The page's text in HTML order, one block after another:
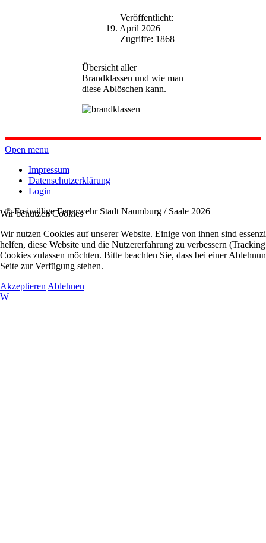
Veröffentlicht:
19. April 2026
Zugriffe: 1868
Übersicht aller
Brandklassen und wie man
diese Ablöschen kann.
Open menu
Impressum
Datenschutzerklärung
Login
© Freiwillige Feuerwehr Stadt Naumburg / Saale 2026
Wir benutzen Cookies
Wir nutzen Cookies auf unserer Website. Einige von ihnen sind
helfen, diese Website und die Nutzererfahrung zu verbessern
Cookies zulassen möchten. Bitte beachten Sie, dass bei einer
Seite zur Verfügung stehen.
Akzeptieren Ablehnen
W